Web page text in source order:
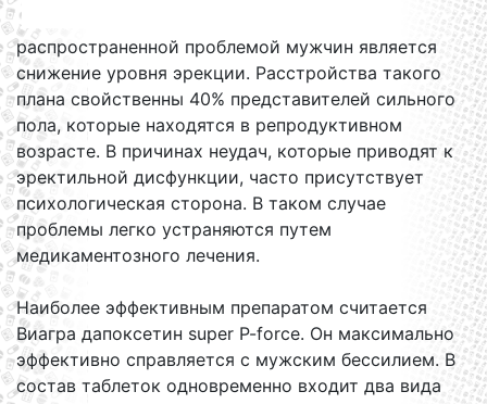
распространенной проблемой мужчин является
снижение уровня эрекции. Расстройства такого
плана свойственны 40% представителей сильного
пола, которые находятся в репродуктивном
возрасте. В причинах неудач, которые приводят к
эректильной дисфункции, часто присутствует
психологическая сторона. В таком случае
проблемы легко устраняются путем
медикаментозного лечения.
Наиболее эффективным препаратом считается
Виагра дапоксетин super P-force. Он максимально
эффективно справляется с мужским бессилием. В
состав таблеток одновременно входит два вида